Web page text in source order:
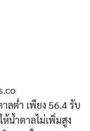
ลต่ำ เพียง 56.4 รับ
น้ำตาลไม่เพิ่มสูง